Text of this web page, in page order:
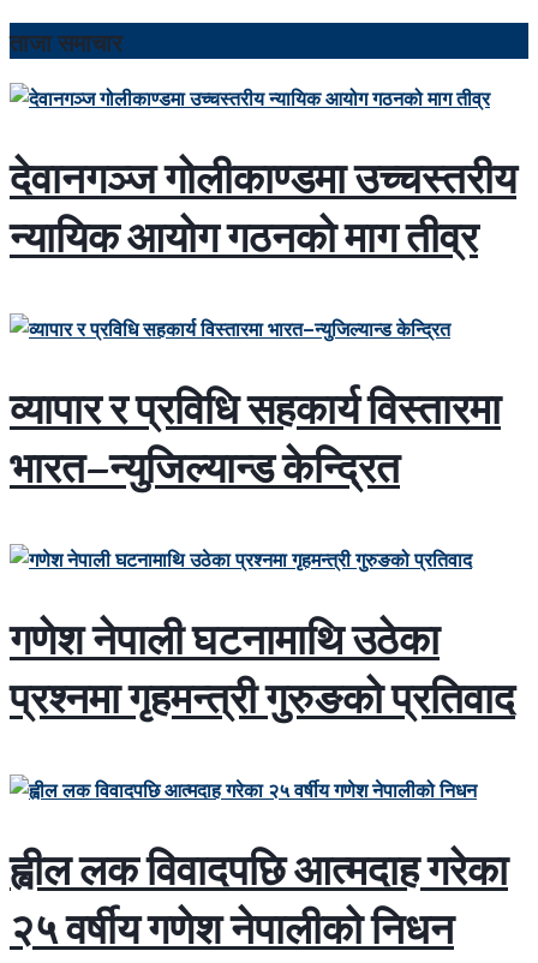
ताजा समाचार
देवानगञ्ज गोलीकाण्डमा उच्चस्तरीय
न्यायिक आयोग गठनको माग तीव्र
व्यापार र प्रविधि सहकार्य विस्तारमा
भारत–न्युजिल्यान्ड केन्द्रित
गणेश नेपाली घटनामाथि उठेका
प्रश्नमा गृहमन्त्री गुरुङको प्रतिवाद
ह्वील लक विवादपछि आत्मदाह गरेका
२५ वर्षीय गणेश नेपालीको निधन